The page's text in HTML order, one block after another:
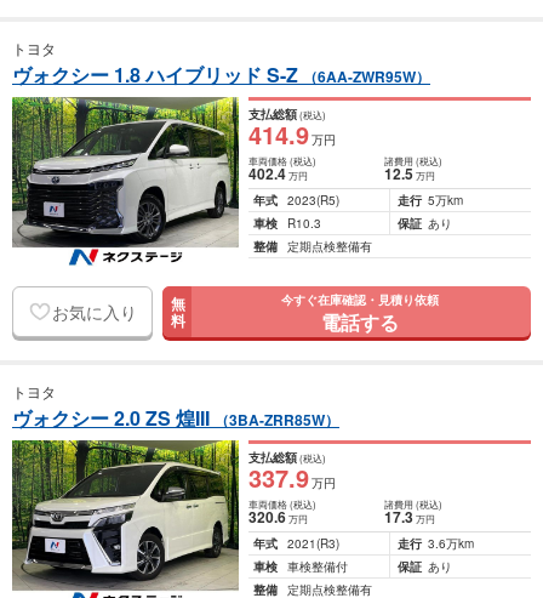
トヨタ
ヴォクシー 1.8 ハイブリッド S-Z （6AA-ZWR95W）
支払総額(税込)
414.9万円
車両価格(税込)
402.4万円
諸費用 (税込)
12.5 万円
年式 2023(R5) 走行 5万km
車検
R10.3 保証 あり
整備 定期点検整備有
お気に入り 無
料
今すぐ在庫確認・見積り依頼
電話する
トヨタ
ヴォクシー 2.0 ZS 煌III （3BA-ZRR85W）
支払総額(税込)
337.9万円
車両価格(税込)
320.6万円
諸費用 (税込)
17.3 万円
年式 2021(R3) 走行 3.6万km
車検 車検整備付 保証 あり
整備 定期点検整備有